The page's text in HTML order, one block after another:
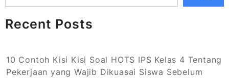
Recent Posts
10 Contoh Kisi Kisi Soal HOTS IPS Kelas 4 Tentang
Pekerjaan yang Wajib Dikuasai Siswa Sebelum